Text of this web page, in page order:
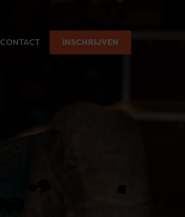
CONTACT INSCHRIJVEN